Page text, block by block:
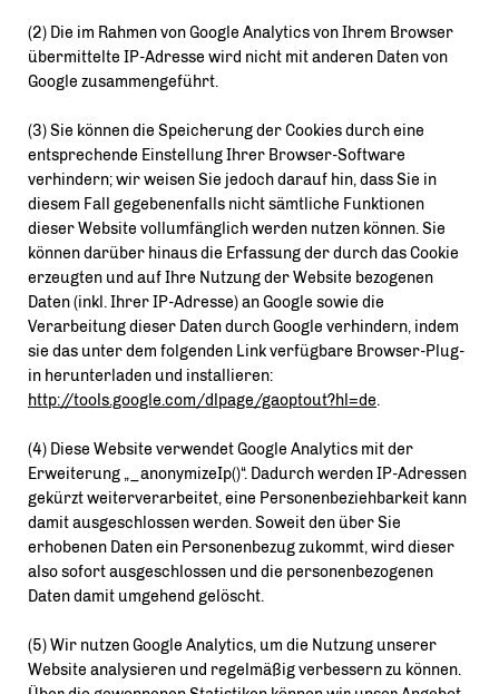
(2) Die im Rahmen von Google Analytics von Ihrem Browser
übermittelte IP-Adresse wird nicht mit anderen Daten von
Google zusammengeführt.
(3) Sie können die Speicherung der Cookies durch eine
entsprechende Einstellung Ihrer Browser-Software
verhindern; wir weisen Sie jedoch darauf hin, dass Sie in
diesem Fall gegebenenfalls nicht sämtliche Funktionen
dieser Website vollumfänglich werden nutzen können. Sie
können darüber hinaus die Erfassung der durch das Cookie
erzeugten und auf Ihre Nutzung der Website bezogenen
Daten (inkl. Ihrer IP-Adresse) an Google sowie die
Verarbeitung dieser Daten durch Google verhindern, indem
sie das unter dem folgenden Link verfügbare Browser-Plug-
in herunterladen und installieren:
http://tools.google.com/dlpage/gaoptout?hl=de.
(4) Diese Website verwendet Google Analytics mit der
Erweiterung „_anonymizeIp()“. Dadurch werden IP-Adressen
gekürzt weiterverarbeitet, eine Personenbeziehbarkeit kann
damit ausgeschlossen werden. Soweit den über Sie
erhobenen Daten ein Personenbezug zukommt, wird dieser
also sofort ausgeschlossen und die personenbezogenen
Daten damit umgehend gelöscht.
(5) Wir nutzen Google Analytics, um die Nutzung unserer
Website analysieren und regelmäßig verbessern zu können.